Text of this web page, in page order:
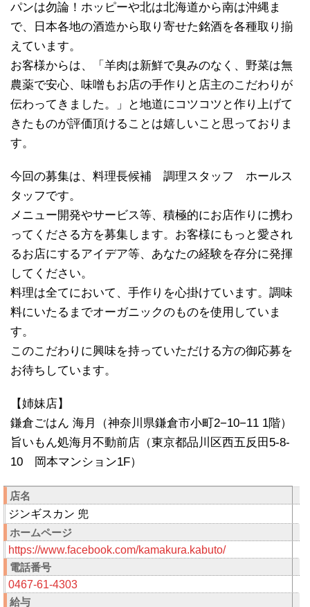
パンは勿論！ホッピーや北は北海道から南は沖縄ま
で、日本各地の酒造から取り寄せた銘酒を各種取り揃
えています。
お客様からは、「羊肉は新鮮で臭みのなく、野菜は無
農薬で安心、味噌もお店の手作りと店主のこだわりが
伝わってきました。」と地道にコツコツと作り上げて
きたものが評価頂けることは嬉しいこと思っておりま
す。
今回の募集は、料理長候補 調理スタッフ ホールス
タッフです。
メニュー開発やサービス等、積極的にお店作りに携わ
ってくださる方を募集します。お客様にもっと愛され
るお店にするアイデア等、あなたの経験を存分に発揮
してください。
料理は全てにおいて、手作りを心掛けています。調味
料にいたるまでオーガニックのものを使用していま
す。
このこだわりに興味を持っていただける方の御応募を
お待ちしています。
【姉妹店】
鎌倉ごはん 海月（神奈川県鎌倉市小町2−10−11 1階）
旨いもん処海月不動前店（東京都品川区西五反田5-8-
10 岡本マンション1F）
店名
ジンギスカン 兜
ホームページ
https://www.facebook.com/kamakura.kabuto/
電話番号
0467-61-4303
給与